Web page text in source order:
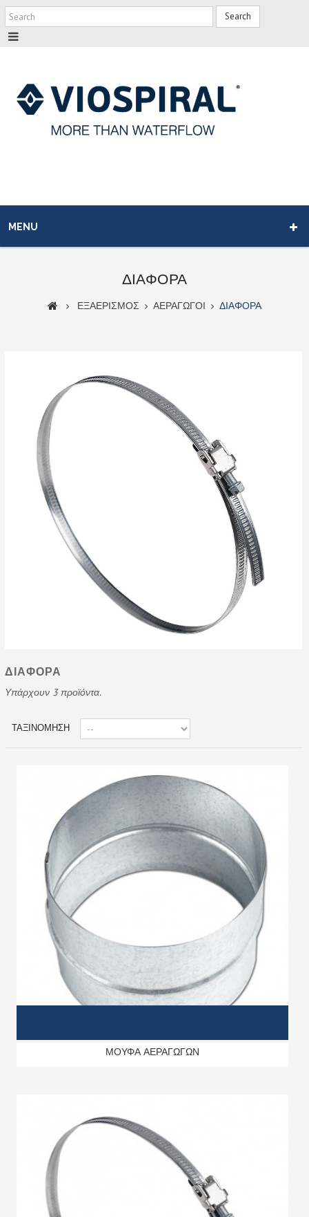
Search
MENU
ΔΙΑΦΟΡΑ
ΕΞΑΕΡΙΣΜΟΣ ΑΕΡΑΓΩΓΟΙ ΔΙΑΦΟΡΑ
ΔΙΑΦΟΡΑ
Υπάρχουν 3 προϊόντα.
ΤΑΞΙΝΌΜΗΣΗ
ΜΟΥΦΑ ΑΕΡΑΓΩΓΩΝ